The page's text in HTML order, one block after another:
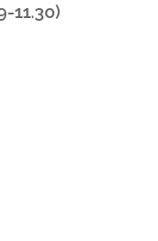
11.30)